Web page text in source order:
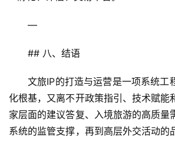
—
## 八、结语
文旅IP的打造与运营是一项系统工
化根基，又离不开政策指引、技术赋能
家层面的建议答复、入境旅游的高质量
系统的监管支撑，再到高层外交活动